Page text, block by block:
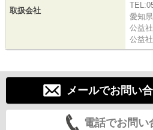
取扱会社
愛知
公益
公益
メールでお問い
電話でお問い